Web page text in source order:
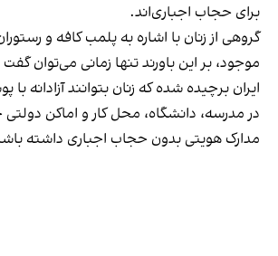
برای حجاب اجباری‌اند.
گروهی از زنان با اشاره به پلمب کافه و
موجود، بر این باورند تنها زمانی می‌توان
ایران برچیده شده که زنان بتوانند آزادانه
در مدرسه، دانشگاه، محل کار و اماکن
مدارک هویتی بدون حجاب اجباری داشته